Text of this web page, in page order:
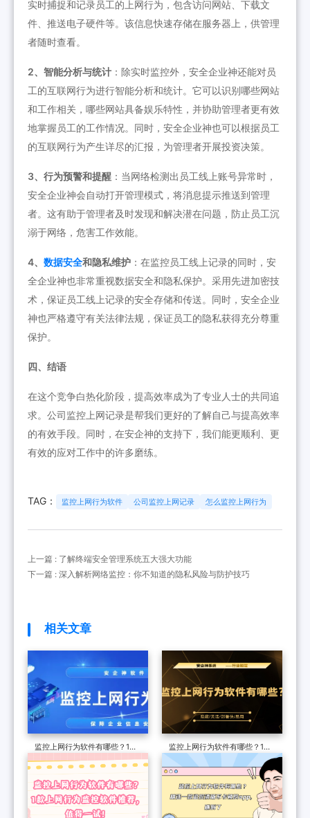
实时捕捉和记录员工的上网行为，包含访问网站、下载文
件、推送电子硬件等。该信息快速存储在服务器上，供管理
者随时查看。
2、智能分析与统计 ：除实时监控外，安全企业神还能对员
工的互联网行为进行智能分析和统计。它可以识别哪些网站
和工作相关，哪些网站具备娱乐特性，并协助管理者更有效
地掌握员工的工作情况。同时，安全企业神也可以根据员工
的互联网行为产生详尽的汇报，为管理者开展投资决策。
3、行为预警和提醒 ：当网络检测出员工线上账号异常时，
安全企业神会自动打开管理模式，将消息提示推送到管理
者。这有助于管理者及时发现和解决潜在问题，防止员工沉
溺于网络，危害工作效能。
4、 数据安全和隐私维护 ：在监控员工线上记录的同时，安
全企业神也非常重视数据安全和隐私保护。采用先进加密技
术，保证员工线上记录的安全存储和传送。同时，安全企业
神也严格遵守有关法律法规，保证员工的隐私获得充分尊重
保护。
四、结语
在这个竞争白热化阶段，提高效率成为了专业人士的共同追
求。公司监控上网记录是帮我们更好的了解自己与提高效率
的有效手段。同时，在安企神的支持下，我们能更顺利、更
有效的应对工作中的许多磨练。
TAG： 监控上网行为软件 公司监控上网记录 怎么监控上网行为
上一篇 : 了解终端安全管理系统五大强大功能
下一篇 : 深入解析网络监控：你不知道的隐私风险与防护技巧
相关文章
监控上网行为软件有哪些？1款
好用的监控上网行为软件分享，
2025大盘点！
监控上网行为软件有哪些？1款
优质上网行为监控APP分享，
2025年大合集！